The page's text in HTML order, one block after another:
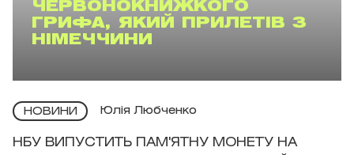
ЧЕРВОНОКНИЖКОГО
ГРИФА, ЯКИЙ ПРИЛЕТІВ З
НІМЕЧЧИНИ
НОВИНИ Юлія Любченко
НБУ ВИПУСТИТЬ ПАМ'ЯТНУ МОНЕТУ НА